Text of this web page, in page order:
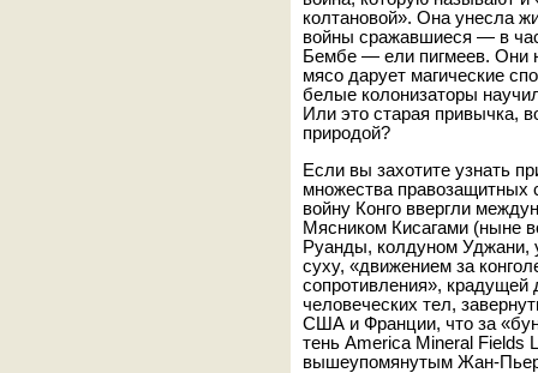
колтановой». Она унесла
войны сражавшиеся — в
Бембе — ели пигмеев. Они
мясо дарует магические
белые колонизаторы
Или это старая привычка,
природой?
Если вы захотите узнать
множества правозащитных
войну Конго ввергли
Мясником Кисагами (ныне
Руанды, колдуном Уджани,
суху, «движением за
сопротивления»,
человеческих тел,
США и Франции, что за
тень America Mineral Fields
вышеупомянутым Жан-